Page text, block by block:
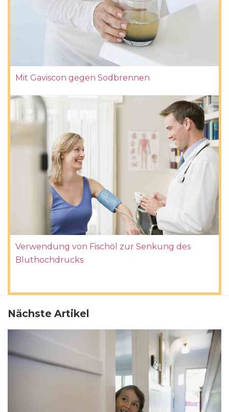
Mit Gaviscon gegen Sodbrennen
Verwendung von Fischöl zur Senkung des
Bluthochdrucks
Nächste Artikel